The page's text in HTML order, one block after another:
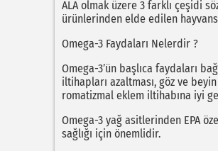
ALA olmak üzere 3 farklı çeşidi
ürünlerinden elde edilen
Omega-3 Faydaları Nelerdir ?
Omega-3’ün başlıca faydaları
iltihapları azaltması, göz ve
romatizmal eklem iltihabına iyi
Omega-3 yağ asitlerinden EPA
sağlığı için önemlidir.